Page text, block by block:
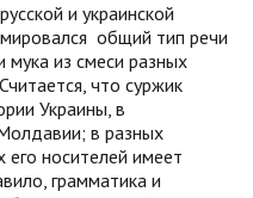
и украинской
общий тип речи
мука из смеси разных
что суржик
Украины, в
в разных
его носителей имеет
грамматика и